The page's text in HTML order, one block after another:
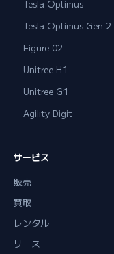
Tesla Optimus
Tesla Optimus Gen 2
Figure 02
Unitree H1
Unitree G1
Agility Digit
サービス
販売
買取
レンタル
リース